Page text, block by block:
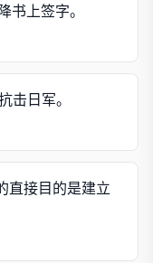
书上签字。
击日军。
直接目的是建立